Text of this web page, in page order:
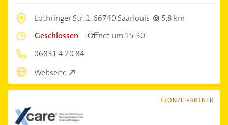
Lothringer Str. 1,66740 Saarlouis
5,8 km
Geschlossen –Öffnet um 15:30
06831 4 20 84
Webseite
BRONZE PARTNER